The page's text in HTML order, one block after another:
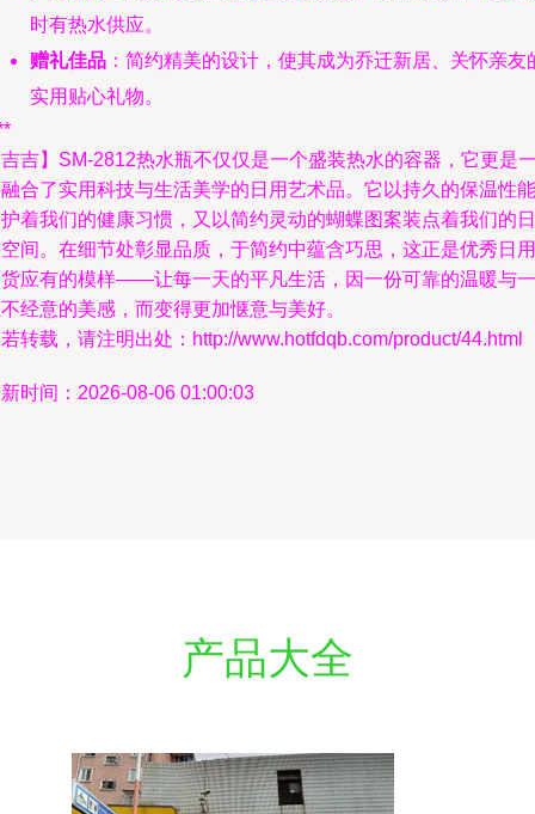
时有热水供应。
赠礼佳品 ：简约精美的设计，使其成为乔迁新居、关怀亲友
实用贴心礼物。
吉】SM-2812热水瓶不仅仅是一个盛装热水的容器，它更是
合了实用科技与生活美学的日用艺术品。它以持久的保温性能
着我们的健康习惯，又以简约灵动的蝴蝶图案装点着我们的日
间。在细节处彰显品质，于简约中蕴含巧思，这正是优秀日用
应有的模样——让每一天的平凡生活，因一份可靠的温暖与一
经意的美感，而变得更加惬意与美好。
转载，请注明出处：http://www.hotfdqb.com/product/44.html
时间：2026-08-06 01:00:03
产品大全